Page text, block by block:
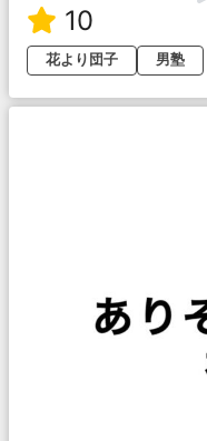
10
花より団子
男塾